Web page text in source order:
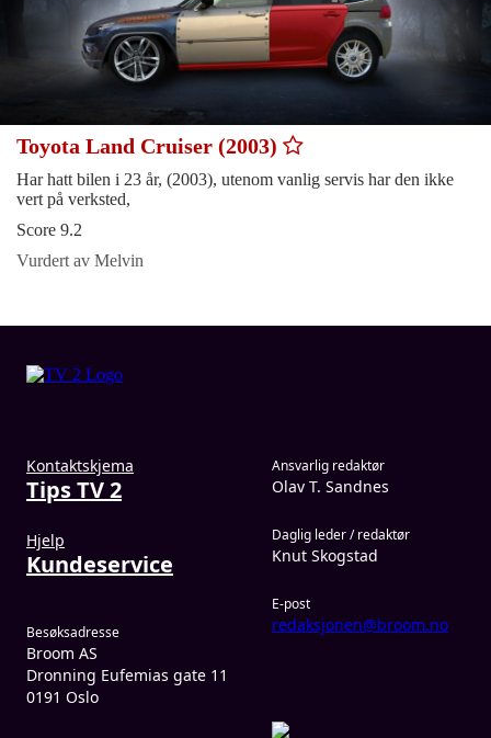
Toyota Land Cruiser (2003)
Har hatt bilen i 23 år, (2003), utenom vanlig servis har den ikke
vert på verksted,
Score 9.2
Vurdert av Melvin
Kontaktskjema
Tips TV 2
Hjelp
Kundeservice
Ansvarlig redaktør
Olav T. Sandnes
Daglig leder / redaktør
Knut Skogstad
E-post
redaksjonen@broom.no
Besøksadresse
Broom AS
Dronning Eufemias gate 11
0191 Oslo